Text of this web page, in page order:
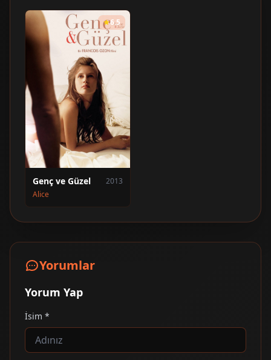
6.5
Genç ve Güzel
2013
Alice
Yorumlar
Yorum Yap
İsim *